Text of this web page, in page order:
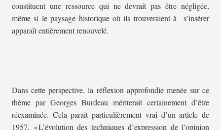
constituent une ressource qui ne devrait pas être négligée,
même si le paysage historique où ils trouveraient à s’insérer
apparaît entièrement renouvelé.
Dans cette perspective, la réflexion approfondie menée sur ce
thème par Georges Burdeau mériterait certainement d’être
réexaminée. Cela parait particulièrement vrai d’un article de
1957, « L’évolution des techniques d’expression de l’opinion